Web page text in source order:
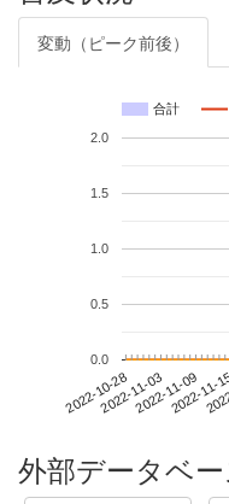
変動（ピーク前後）
合計
2022-10-282022-11-032022-11-09
2022-11-
0.0
0.5
1.0
1.5
2.0
外部データベ